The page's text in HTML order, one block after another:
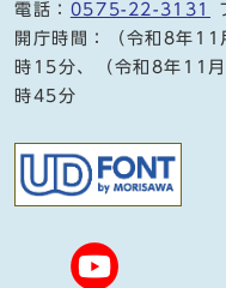
電話： 0575-22-3131
開庁時間：（令和8年
時15分、（令和8年11
時45分